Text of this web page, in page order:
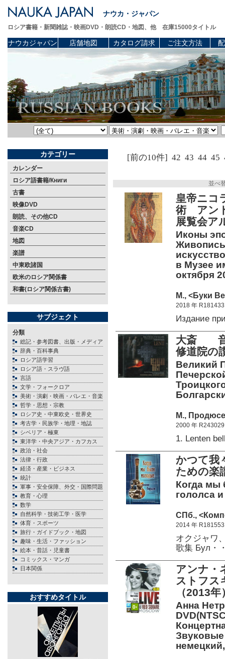
ナウカ・ジャパン
ロシア書籍・新聞雑誌・映画DVD・朗読CD・地図、他 在庫15000タイトル
ナウカジャパン 店舗地図 カタログ請求 ご注文方法
カテゴリー
カレンダー
ロシア語書籍/Книги
古書
映像DVD
朗読、その他CD
音楽CD
地図
楽譜
中東欧諸国
欧米のロシア関係書
和書(ロシア関係古書)
サブジェクト
分類
総記・参考図書、出版・メディア
辞典・百科事典
ロシア語学習
ロシア語・スラヴ語
言語
文学・フォークロア
美術・演劇・映画・バレエ・音楽
哲学・思想・宗教
ロシア史・中東欧史・世界史
考古学・民族学・地理・地誌
シベリア・極東
東洋学・中央アジア・カフカス
政治・社会
法律・行政
経済・産業・ビジネス
統計
軍事・安全保障、外交・国際問題
教育・心理
数学
自然科学・技術工学・医学
体育・スポーツ
旅行・ガイドブック・地図
趣味・生活・ファッション
絵本・昔話・児童書
コミックス・マンガ
日本関係
おすすめタイトル
[前の10件] 42 43 44 45
並べ
皇帝ニコ
術 アン
展覧会ア
Иконы
Живопись
в Музее
октября
М., <Буки
2018 年 R181433
Издание
大斎 音
修道院の
Великий
М.,
2000 年 R243029
1. Lenten
かつて
ための楽
Когда мы
гололса
СПб.,
2014 年 R181553
オクジャワ
歌集 Бул・
アンナ・
ストフ
（2013年
Анна